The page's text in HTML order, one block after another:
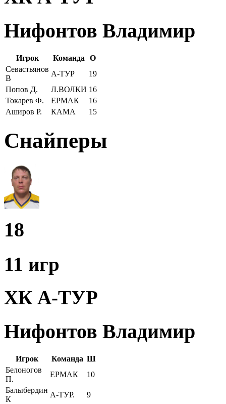
Нифонтов Владимир
Игрок Команда
О
Севастьянов
В
А-ТУР
19
Попов Д.
Л.ВОЛКИ 16
Токарев Ф.
ЕРМАК
16
Аширов Р.
КАМА 15
Снайперы
18
11 игр
ХК А-ТУР
Нифонтов Владимир
Игрок Команда Ш
Белоногов
П.
ЕРМАК
10
Балыбердин
К
А-ТУР.
9